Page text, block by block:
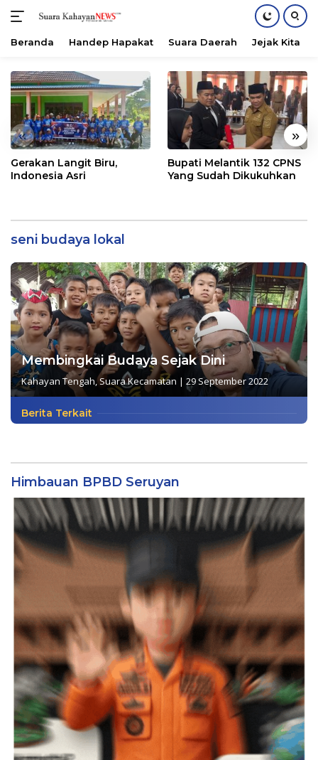
konten
Beranda Handep Hapakat Suara Daerah Jejak Kita
« »
Gerakan Langit Biru,
Indonesia Asri
Bupati Melantik 132 CPNS
Yang Sudah Dikukuhkan
seni budaya lokal
Membingkai Budaya Sejak Dini
Kahayan Tengah,Suara Kecamatan | 29 September 2022
Berita Terkait
Himbauan BPBD Seruyan